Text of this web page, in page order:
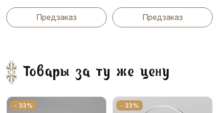
Предзаказ Предзаказ
Товары за ту же цену
- 33% - 33%